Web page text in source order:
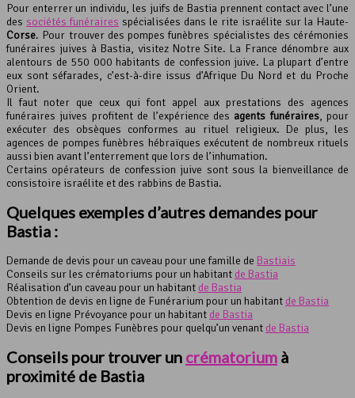
Pour enterrer un individu, les juifs de Bastia prennent contact avec l’une
des sociétés funéraires spécialisées dans le rite israélite sur la Haute-
Corse. Pour trouver des pompes funèbres spécialistes des cérémonies
funéraires juives à Bastia, visitez Notre Site. La France dénombre aux
alentours de 550 000 habitants de confession juive. La plupart d’entre
eux sont séfarades, c’est-à-dire issus d’Afrique Du Nord et du Proche
Orient.
Il faut noter que ceux qui font appel aux prestations des agences
funéraires juives profitent de l’expérience des agents funéraires, pour
exécuter des obsèques conformes au rituel religieux. De plus, les
agences de pompes funèbres hébraïques exécutent de nombreux rituels
aussi bien avant l’enterrement que lors de l’inhumation.
Certains opérateurs de confession juive sont sous la bienveillance de
consistoire israélite et des rabbins de Bastia.
Quelques exemples d’autres demandes pour
Bastia :
Demande de devis pour un caveau pour une famille de Bastiais
Conseils sur les crématoriums pour un habitant de Bastia
Réalisation d’un caveau pour un habitant de Bastia
Obtention de devis en ligne de Funérarium pour un habitant de Bastia
Devis en ligne Prévoyance pour un habitant de Bastia
Devis en ligne Pompes Funèbres pour quelqu’un venant de Bastia
Conseils pour trouver un crématorium à
proximité de Bastia